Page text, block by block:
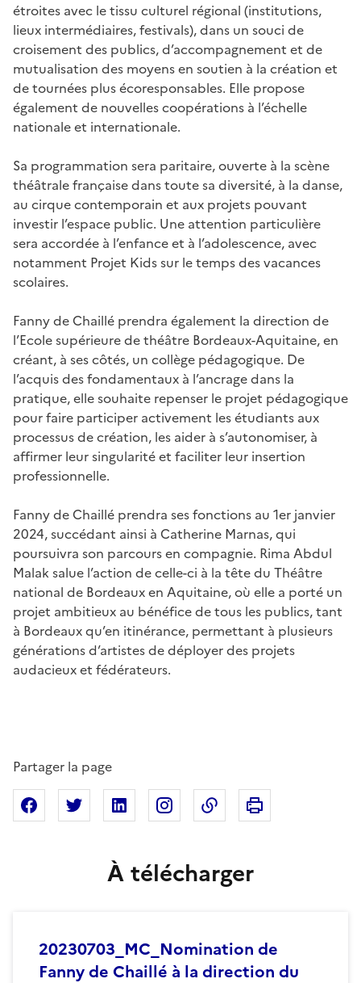
étroites avec le tissu culturel régional (institutions,
lieux intermédiaires, festivals), dans un souci de
croisement des publics, d’accompagnement et de
mutualisation des moyens en soutien à la création et
de tournées plus écoresponsables. Elle propose
également de nouvelles coopérations à l’échelle
nationale et internationale.
Sa programmation sera paritaire, ouverte à la scène
théâtrale française dans toute sa diversité, à la danse,
au cirque contemporain et aux projets pouvant
investir l’espace public. Une attention particulière
sera accordée à l’enfance et à l’adolescence, avec
notamment Projet Kids sur le temps des vacances
scolaires.
Fanny de Chaillé prendra également la direction de
l’Ecole supérieure de théâtre Bordeaux-Aquitaine, en
créant, à ses côtés, un collège pédagogique. De
l’acquis des fondamentaux à l’ancrage dans la
pratique, elle souhaite repenser le projet pédagogique
pour faire participer activement les étudiants aux
processus de création, les aider à s’autonomiser, à
affirmer leur singularité et faciliter leur insertion
professionnelle.
Fanny de Chaillé prendra ses fonctions au 1er janvier
2024, succédant ainsi à Catherine Marnas, qui
poursuivra son parcours en compagnie. Rima Abdul
Malak salue l’action de celle-ci à la tête du Théâtre
national de Bordeaux en Aquitaine, où elle a porté un
projet ambitieux au bénéfice de tous les publics, tant
à Bordeaux qu’en itinérance, permettant à plusieurs
générations d’artistes de déployer des projets
audacieux et fédérateurs.
Partager la page
Partager sur Facebook
Partager sur XPartager sur Linkedin
Partager sur Instagram
Copier dans le
Imprimer cette
À télécharger
20230703_MC_Nomination de
Fanny de Chaillé à la direction du